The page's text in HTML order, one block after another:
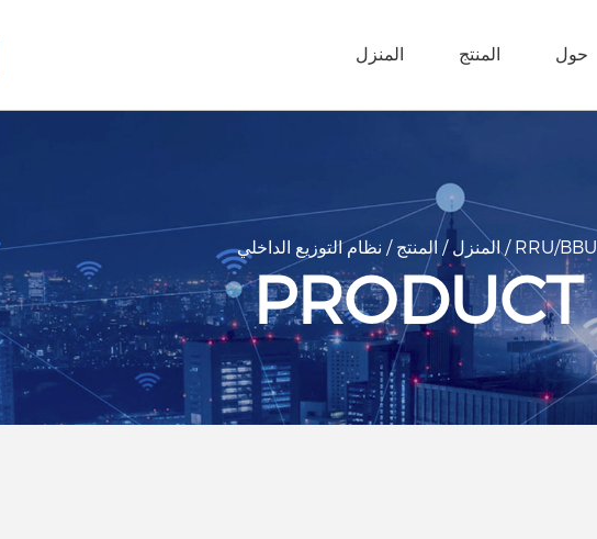
المنزل المنتج حول
المنزل / المنتج / نظام التوزيع الداخلي / RRU/BBU
PRODUCT